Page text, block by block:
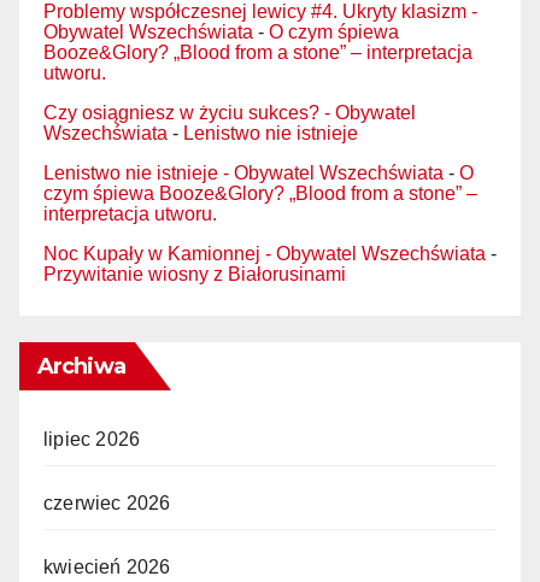
Problemy współczesnej lewicy #4. Ukryty klasizm -
Obywatel Wszechświata - O czym śpiewa
Booze&Glory? „Blood from a stone” – interpretacja
utworu.
Czy osiągniesz w życiu sukces? - Obywatel
Wszechświata - Lenistwo nie istnieje
Lenistwo nie istnieje - Obywatel Wszechświata - O
czym śpiewa Booze&Glory? „Blood from a stone” –
interpretacja utworu.
Noc Kupały w Kamionnej - Obywatel Wszechświata -
Przywitanie wiosny z Białorusinami
Archiwa
lipiec 2026
czerwiec 2026
kwiecień 2026